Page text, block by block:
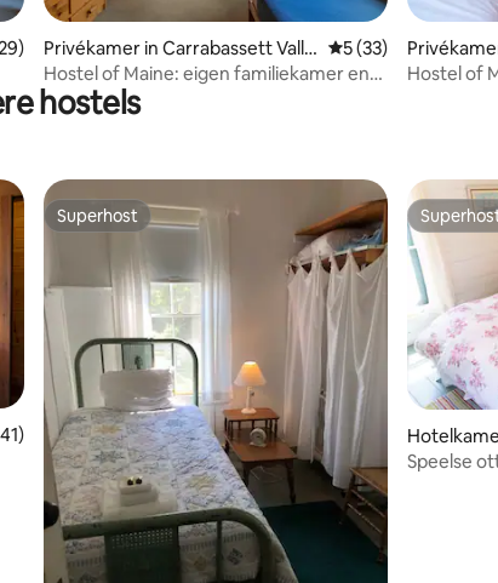
beoordeling van 5 uit 5, 29 recensies
Privékamer in Carrabassett Valle
y
Gemiddelde
5 (33)
Hostel of Maine: eigen familiekamer en
badkamer
Valley
Hostel of
hostels
beoordeling van 4,98 uit 5, 141 recensies
Superhost
Superhost
Speelse